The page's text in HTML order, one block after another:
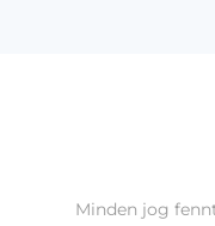
Minden jog